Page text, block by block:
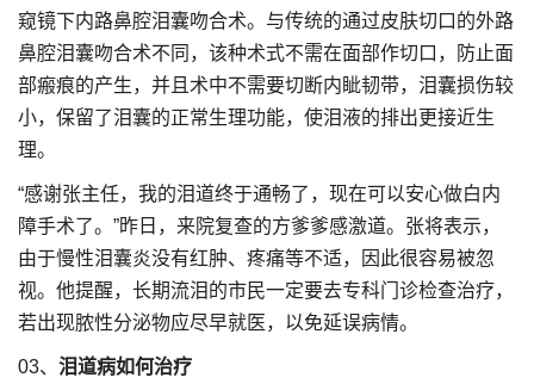
窥镜下内路鼻腔泪囊吻合术。与传统的通过皮肤切口的外路
鼻腔泪囊吻合术不同，该种术式不需在面部作切口，防止面
部瘢痕的产生，并且术中不需要切断内眦韧带，泪囊损伤较
小，保留了泪囊的正常生理功能，使泪液的排出更接近生
理。
“感谢张主任，我的泪道终于通畅了，现在可以安心做白内
障手术了。”昨日，来院复查的方爹爹感激道。张将表示，
由于慢性泪囊炎没有红肿、疼痛等不适，因此很容易被忽
视。他提醒，长期流泪的市民一定要去专科门诊检查治疗，
若出现脓性分泌物应尽早就医，以免延误病情。
03、 泪道病如何治疗